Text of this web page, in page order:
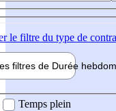
le filtre du type de
filtres de Durée hebdo
Temps plein